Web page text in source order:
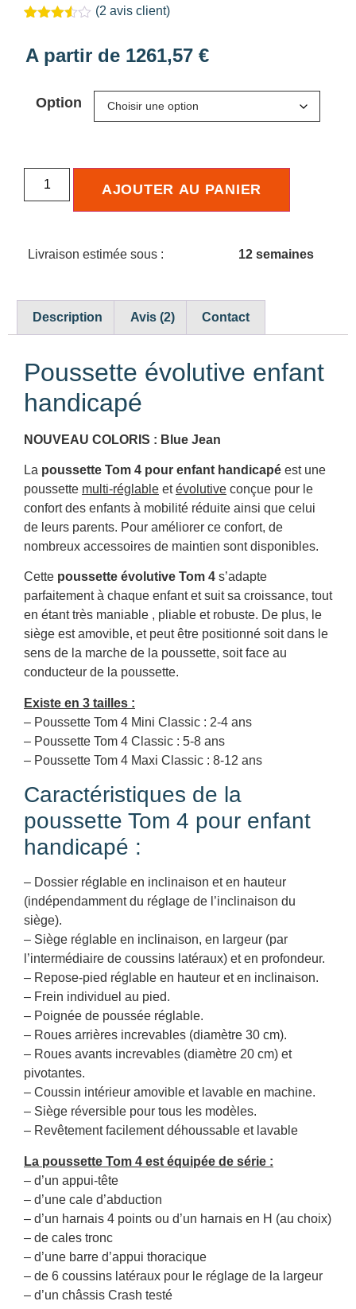
sur 5
basé
notations
client
(2 avis client)
A partir de 1261,57 €
Option
AJOUTER AU PANIER
Livraison estimée sous : 12 semaines
Description Avis (2) Contact
Poussette évolutive enfant
handicapé
NOUVEAU COLORIS : Blue Jean
La poussette Tom 4 pour enfant handicapé est une
poussette multi-réglable etévolutive conçue pour le
confort des enfants à mobilité réduite ainsi que celui
de leurs parents. Pour améliorer ce confort, de
nombreux accessoires de maintien sont disponibles.
Cette poussette évolutive Tom 4 s’adapte
parfaitement à chaque enfant et suit sa croissance, tout
en étant très maniable , pliable et robuste. De plus, le
siège est amovible, et peut être positionné soit dans le
sens de la marche de la poussette, soit face au
conducteur de la poussette.
Existe en 3 tailles :
– Poussette Tom 4 Mini Classic : 2-4 ans
– Poussette Tom 4 Classic : 5-8 ans
– Poussette Tom 4 Maxi Classic : 8-12 ans
Caractéristiques de la
poussette Tom 4 pour enfant
handicapé :
– Dossier réglable en inclinaison et en hauteur
(indépendamment du réglage de l’inclinaison du
siège).
– Siège réglable en inclinaison, en largeur (par
l’intermédiaire de coussins latéraux) et en profondeur.
– Repose-pied réglable en hauteur et en inclinaison.
– Frein individuel au pied.
– Poignée de poussée réglable.
– Roues arrières increvables (diamètre 30 cm).
– Roues avants increvables (diamètre 20 cm) et
pivotantes.
– Coussin intérieur amovible et lavable en machine.
– Siège réversible pour tous les modèles.
– Revêtement facilement déhoussable et lavable
La poussette Tom 4 est équipée de série :
– d’un appui-tête
– d’une cale d’abduction
– d’un harnais 4 points ou d’un harnais en H (au choix)
– de cales tronc
– d’une barre d’appui thoracique
– de 6 coussins latéraux pour le réglage de la largeur
– d’un châssis Crash testé